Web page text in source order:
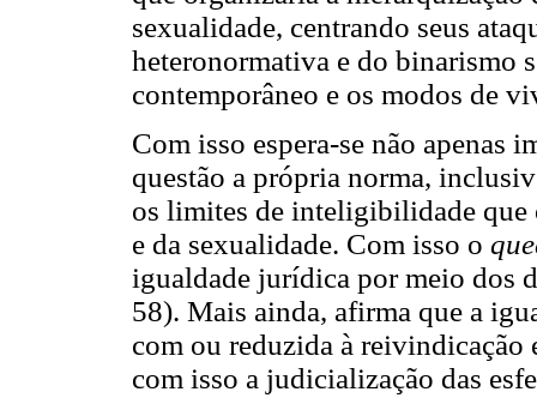
sexualidade, centrando seus
heteronormativa e do binarismo
contemporâneo e os modos de
Com isso espera-se não apenas
questão a própria norma,
os limites de inteligibilidade que
e da sexualidade. Com isso o
igualdade jurídica por meio dos
58). Mais ainda, afirma que a
com ou reduzida à
com isso a judicialização das